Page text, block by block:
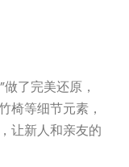
了完美还原，
椅等细节元素，
让新人和亲友的